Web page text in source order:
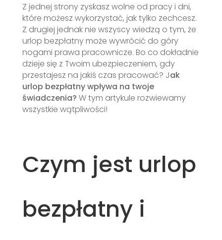
Z jednej strony zyskasz wolne od pracy i dni,
które możesz wykorzystać, jak tylko zechcesz.
Z drugiej jednak nie wszyscy wiedzą o tym, że
urlop bezpłatny może wywrócić do góry
nogami prawa pracownicze. Bo co dokładnie
dzieje się z Twoim ubezpieczeniem, gdy
przestajesz na jakiś czas pracować? Jak
urlop bezpłatny wpływa na twoje
świadczenia? W tym artykule rozwiewamy
wszystkie wątpliwości!
Czym jest urlop
bezpłatny i